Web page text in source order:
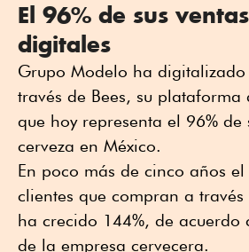
El 96% de sus
digitales
Grupo Modelo ha
través de Bees, su
que hoy representa el 96% de
cerveza en México.
En poco más de cinco años
clientes que compran a
ha crecido 144%, de acuerdo
de la empresa cervecera.